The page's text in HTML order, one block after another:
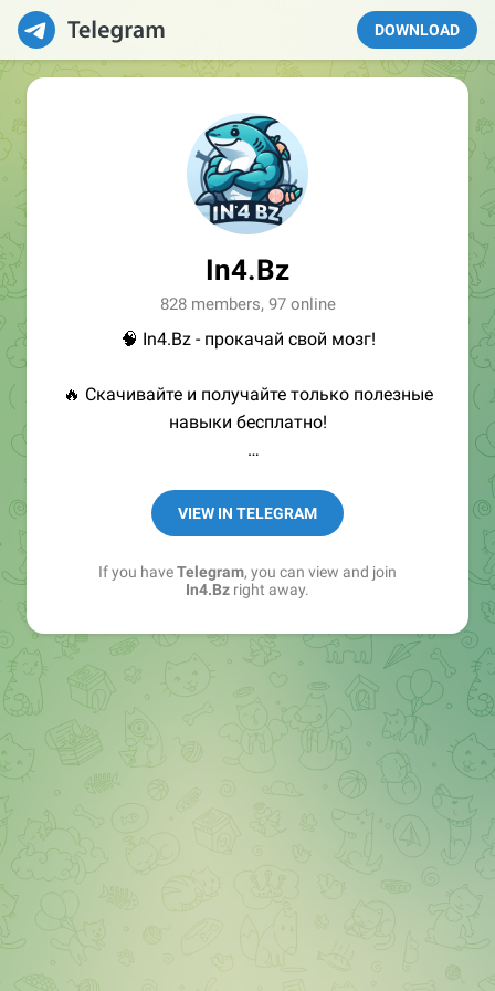
DOWNLOAD
In4.Bz
828 members, 97 online
🧠 In4.Bz - прокачай свой мозг!
🔥 Скачивайте и получайте только полезные
навыки бесплатно!
➖ in4.bz/
➖ https://t.me/in4bz
➖ twitter.com/bz_in4
➖ https://t.me/in4news
VIEW IN TELEGRAM
If you haveTelegram, you can view and join
In4.Bz right away.